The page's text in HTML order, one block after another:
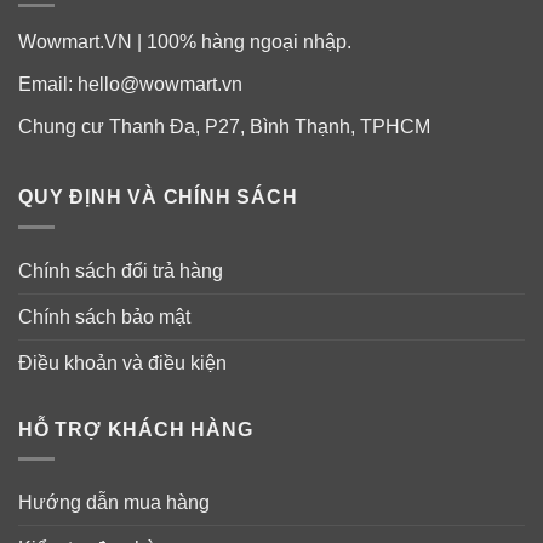
Liquicaps ngày và đêm
Wowmart.VN | 100% hàng ngoại nhập.
Email: hello@wowmart.vn
Chung cư Thanh Đa, P27, Bình Thạnh, TPHCM
QUY ĐỊNH VÀ CHÍNH SÁCH
Chính sách đổi trả hàng
Chính sách bảo mật
Điều khoản và điều kiện
HỖ TRỢ KHÁCH HÀNG
Hướng dẫn mua hàng